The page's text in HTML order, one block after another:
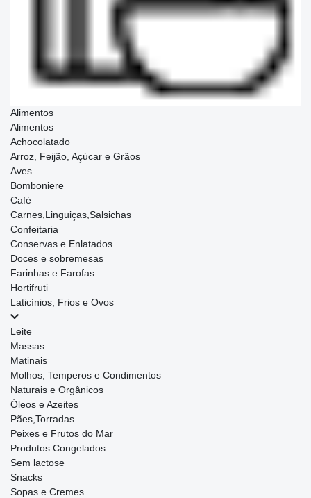
Alimentos
Alimentos
Achocolatado
Arroz, Feijão, Açúcar e Grãos
Aves
Bomboniere
Café
Carnes,Linguiças,Salsichas
Confeitaria
Conservas e Enlatados
Doces e sobremesas
Farinhas e Farofas
Hortifruti
Laticínios, Frios e Ovos
Leite
Massas
Matinais
Molhos, Temperos e Condimentos
Naturais e Orgânicos
Óleos e Azeites
Pães,Torradas
Peixes e Frutos do Mar
Produtos Congelados
Sem lactose
Snacks
Sopas e Cremes